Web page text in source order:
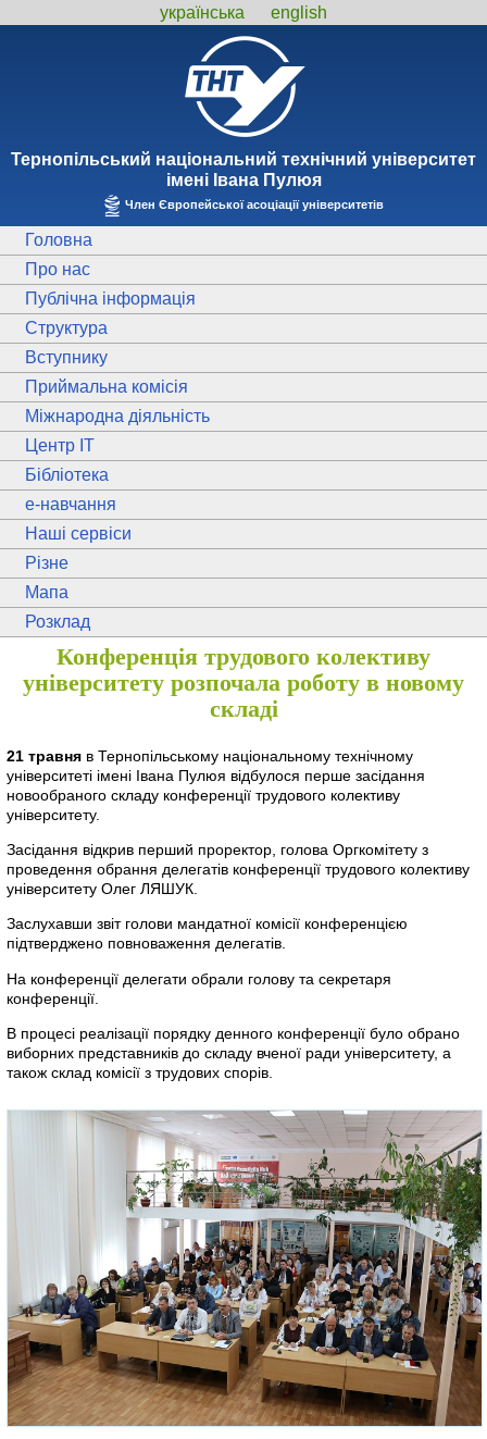
українська english
Тернопiльський національний технiчний унiверситет
iменi Iвана Пулюя
Член Європейської асоціації університетів
Головна
Про нас
Публічна інформація
Структура
Вступнику
Приймальна комісія
Міжнародна діяльність
Центр ІТ
Бібліотека
e-навчання
Наші сервіси
Різне
Мапа
Розклад
Конференція трудового колективу
університету розпочала роботу в новому
складі
21 травня в Тернопільському національному технічному
університеті імені Івана Пулюя відбулося перше засідання
новообраного складу конференції трудового колективу
університету.
Засідання відкрив перший проректор, голова Оргкомітету з
проведення обрання делегатів конференції трудового колективу
університету Олег ЛЯШУК.
Заслухавши звіт голови мандатної комісії конференцією
підтверджено повноваження делегатів.
На конференції делегати обрали голову та секретаря
конференції.
В процесі реалізації порядку денного конференції було обрано
виборних представників до складу вченої ради університету, а
також склад комісії з трудових спорів.